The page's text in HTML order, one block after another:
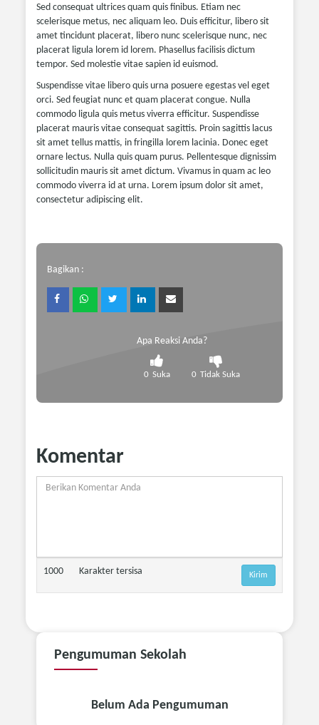
Sed consequat ultrices quam quis finibus. Etiam nec
scelerisque metus, nec aliquam leo. Duis efficitur, libero sit
amet tincidunt placerat, libero nunc scelerisque nunc, nec
placerat ligula lorem id lorem. Phasellus facilisis dictum
tempor. Sed molestie vitae sapien id euismod.
Suspendisse vitae libero quis urna posuere egestas vel eget
orci. Sed feugiat nunc et quam placerat congue. Nulla
commodo ligula quis metus viverra efficitur. Suspendisse
placerat mauris vitae consequat sagittis. Proin sagittis lacus
sit amet tellus mattis, in fringilla lorem lacinia. Donec eget
ornare lectus. Nulla quis quam purus. Pellentesque dignissim
sollicitudin mauris sit amet dictum. Vivamus in quam ac leo
commodo viverra id at urna. Lorem ipsum dolor sit amet,
consectetur adipiscing elit.
Bagikan :
Apa Reaksi Anda?
0 Suka 0 Tidak Suka
Komentar
1000 Karakter tersisa
Pengumuman Sekolah
Belum Ada Pengumuman